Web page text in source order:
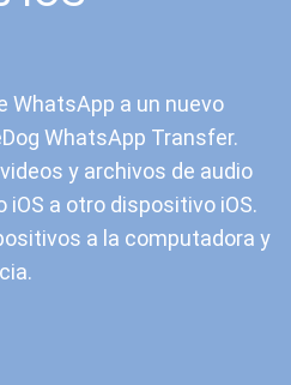
WhatsApp a un nuevo
WhatsApp Transfer.
y archivos de audio
a otro dispositivo iOS.
a la computadora y